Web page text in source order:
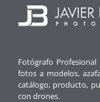
Fotógrafo
fotos a modelos,
catálogo, producto,
con drones.